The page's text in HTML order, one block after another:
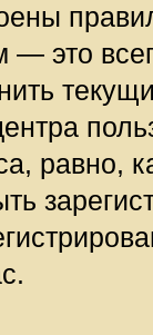
это
равно,